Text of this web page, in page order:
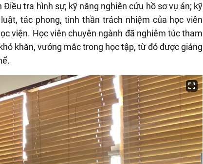
tra hình sự; kỹ năng nghiên cứu hồ sơ vụ án; kỹ
tác phong, tinh thần trách nhiệm của học viên
viện. Học viên chuyên ngành đã nghiêm túc tham
khăn, vướng mắc trong học tập, từ đó được giảng